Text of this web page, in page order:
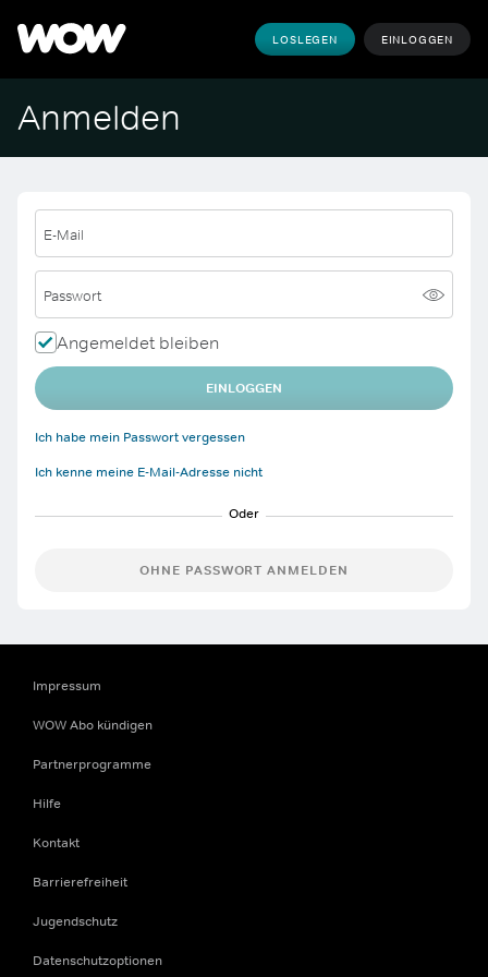
LOSLEGEN EINLOGGEN
Anmelden
E-Mail
Passwort
Angemeldet bleiben
EINLOGGEN
Ich habe mein Passwort vergessen
Ich kenne meine E-Mail-Adresse nicht
OHNE PASSWORT ANMELDEN
Impressum
WOW Abo kündigen
Partnerprogramme
Hilfe
Kontakt
Barrierefreiheit
Jugendschutz
Datenschutzoptionen